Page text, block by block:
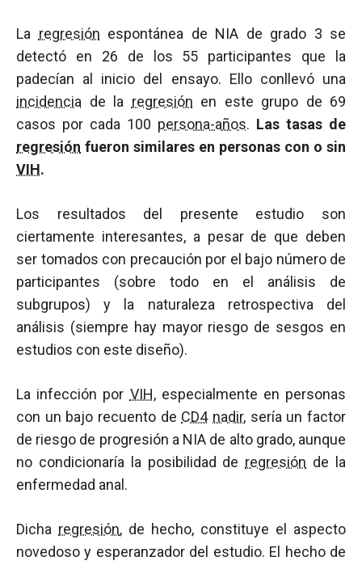
La regresión espontánea de NIA de grado 3 se
detectó en 26 de los 55 participantes que la
padecían al inicio del ensayo. Ello conllevó una
incidencia de la regresión en este grupo de 69
casos por cada 100 persona-años. Las tasas de
regresión fueron similares en personas con o sin
VIH.
Los resultados del presente estudio son
ciertamente interesantes, a pesar de que deben
ser tomados con precaución por el bajo número de
participantes (sobre todo en el análisis de
subgrupos) y la naturaleza retrospectiva del
análisis (siempre hay mayor riesgo de sesgos en
estudios con este diseño).
La infección por VIH, especialmente en personas
con un bajo recuento de CD4 nadir, sería un factor
de riesgo de progresión a NIA de alto grado, aunque
no condicionaría la posibilidad de regresión de la
enfermedad anal.
Dicha regresión, de hecho, constituye el aspecto
novedoso y esperanzador del estudio. El hecho de